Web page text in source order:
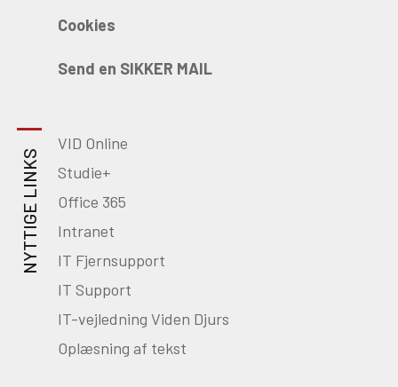
Cookies
Send en SIKKER MAIL
NYTTIGE LINKS
VID Online
Studie+
Office 365
Intranet
IT Fjernsupport
IT Support
IT-vejledning Viden Djurs
Oplæsning af tekst